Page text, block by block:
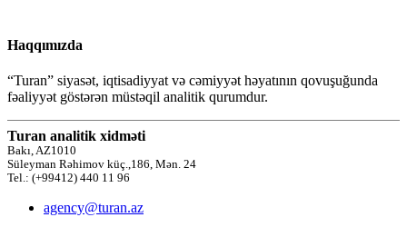
Haqqımızda
“Turan” siyasət, iqtisadiyyat və cəmiyyət həyatının qovuşuğunda
fəaliyyət göstərən müstəqil analitik qurumdur.
Turan analitik xidməti
Bakı, AZ1010
Süleyman Rəhimov küç.,186, Mən. 24
Tel.: (+99412) 440 11 96
agency@turan.az